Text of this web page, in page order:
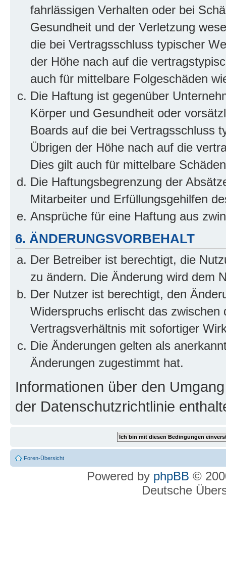
fahrlässigen Verhalten oder bei
Gesundheit und der Verletzung
die bei Vertragsschluss typischer
der Höhe nach auf die
auch für mittelbare Folgeschäden
Die Haftung ist gegenüber
Körper und Gesundheit oder
Boards auf die bei Vertragsschluss
Übrigen der Höhe nach auf die
Dies gilt auch für mittelbare
Die Haftungsbegrenzung der
Mitarbeiter und Erfüllungsgehilfen
Ansprüche für eine Haftung aus
6. ÄNDERUNGSVORBEHALT
Der Betreiber ist berechtigt, die
zu ändern. Die Änderung wird dem
Der Nutzer ist berechtigt, den
Widerspruchs erlischt das
Vertragsverhältnis mit sofortiger
Die Änderungen gelten als
Änderungen zugestimmt hat.
Informationen über den
der Datenschutzrichtlinie
Foren-Übersicht
Powered by phpBB ©
Deutsche